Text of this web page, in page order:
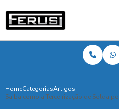
HomeCategoriasArtigos
Saiba como a Terceirização de Solda